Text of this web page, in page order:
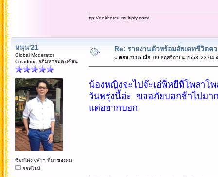
ttp://dekhorcu.multiply.com/
หนุน'21
Global Moderator
Cmadong อภิมหาอมตะเซียน
ซีมะโด่ง'จุฬาฯ ที่มาของผม
ออฟไลน์
Re: รายงานตัวพร้อมอัพเดทชีวิตค
« ตอบ #115 เมื่อ:09 พฤศจิกายน 2553,
น้องหญิงจะไปจ๊ะเอ๋พี่หยีที่โพลาโ
วันพรุ่งนี้อ่ะ ขออภัยบอกช้าไปมาก
แต่อยากบอก